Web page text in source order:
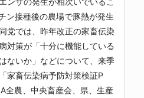
ン接種後の農場で豚熱が発生
党では、昨年改正の家畜伝染
対策が「十分に機能している
ないか」などについて、来季
家畜伝染病予防対策検証P
全農、中央畜産会、県、生産